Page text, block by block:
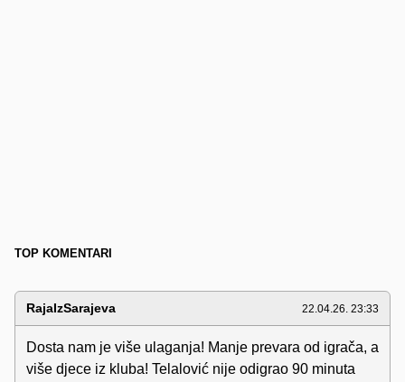
TOP KOMENTARI
RajaIzSarajeva 22.04.26. 23:33
Dosta nam je više ulaganja! Manje prevara od igrača, a
više djece iz kluba! Telalović nije odigrao 90 minuta